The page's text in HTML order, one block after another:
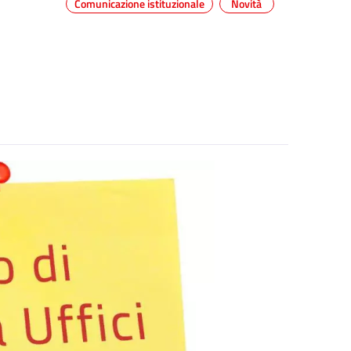
Comunicazione istituzionale Novità